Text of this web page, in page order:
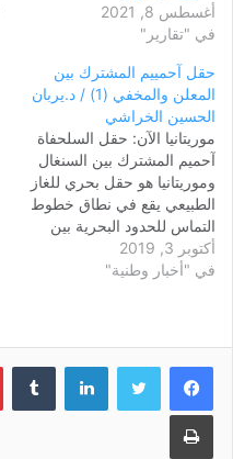
أغسطس 8, 2021
في "تقارير"
حقل آحمييم المشترك بين
المعلن والمخفي (1) / د.يربان
الحسين الخراشي
موريتانيا الآن: حقل السلحفاة
آحميم المشترك بين السنغال
وموريتانيا هو حقل بحري للغاز
الطبيعي يقع في نطاق خطوط
التماس للحدود البحرية بين
كلم من مدينة سان لوي
عمرها إلى…
أكتوبر 3, 2019
في "أخبار وطنية"
لينكدإن
طباعة